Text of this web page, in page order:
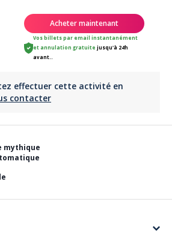
Acheter maintenant
Vos billets par email instantanément
etannulation gratuite jusqu'à 24h
avant..
effectuer cette activité en
contacter
mythique